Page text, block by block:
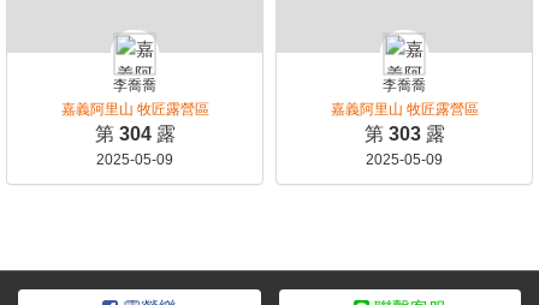
李喬喬
嘉義阿里山 牧匠露營區
第 304 露
2025-05-09
李喬喬
嘉義阿里山 牧匠露營區
第 303 露
2025-05-09